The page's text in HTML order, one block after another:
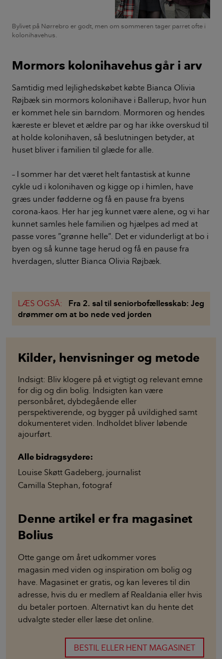
Bylivet på Nørrebro er godt, men om sommeren tager parret ofte i
kolonihavehus.
Mormors kolonihavehus går i arv
Samtidig med lejlighedskøbet købte Bianca Olivia
Røjbæk sin mormors kolonihave i Ballerup, hvor hun
er kommet hele sin barndom. Mormoren og hendes
kæreste er blevet et ældre par og har ikke overskud til
at holde kolonihaven, så beslutningen betyder, at
huset bliver i familien til glæde for alle.
– I sommer har det været helt fantastisk at kunne
cykle ud i kolonihaven og kigge op i himlen, have
græs under fødderne og få en pause fra byens
corona-kaos. Her har jeg kunnet være alene, og vi har
kunnet samles hele familien og hjælpes ad med at
passe vores ”grønne helle”. Det er vidunderligt at bo i
byen og så kunne tage herud og få en pause fra
hverdagen, slutter Bianca Olivia Røjbæk.
LÆS OGSÅ:
Fra 2. sal til seniorbofællesskab: Jeg
drømmer om at bo nede ved jorden
Kilder, henvisninger og metode
Indsigt: Bliv klogere på et vigtigt og relevant emne
for dig og din bolig. Indsigten kan være
personbåret, dybdegående eller
perspektiverende, og bygger på uvildighed samt
dokumenteret viden. Indholdet bliver løbende
ajourført.
Alle bidragsydere:
Louise Skøtt Gadeberg, journalist
Camilla Stephan, fotograf
Denne artikel er fra magasinet
Bolius
Otte gange om året udkommer vores
magasin med viden og inspiration om bolig og
have. Magasinet er gratis, og kan leveres til din
adresse, hvis du er medlem af Realdania eller hvis
du betaler portoen. Alternativt kan du hente det
udvalgte steder eller læse det online.
BESTIL ELLER HENT MAGASINET